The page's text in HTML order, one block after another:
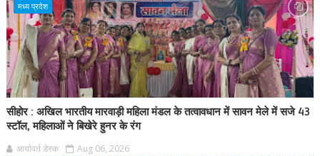
मध्य प्रदेश
सीहोर : अखिल भारतीय मारवाड़ी महिला मंडल के तत्वावधान में सावन मेले में सजे 43
स्टॉल, महिलाओं ने बिखेरे हुनर के रंग
आर्यावर्त डेस्क Aug 06, 2026